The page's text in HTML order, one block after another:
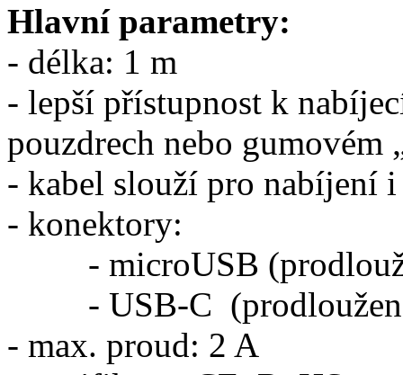
Hlavní parametry:
- délka: 1 m
- lepší přístupnost k
pouzdrech nebo gumovém
- kabel slouží pro nabíjení
- konektory:
- microUSB
- USB-C
- max. proud: 2 A